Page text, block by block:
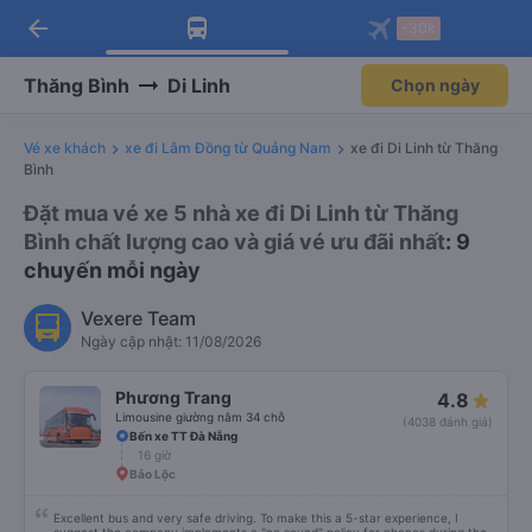
Tải app Vexere ngay!
Nhận ưu đãi thành viên độc
Mở app
Tải app Vexere
-30k/ghế khi đặt vé máy bay qua
Mở app
arrow_back
Thăng Bình Di Linh Chọn ngày
Vé xe khách xe đi Lâm Đồng từ Quảng Nam
xe đi Di Linh từ Thăng
Bình
Đặt mua vé xe 5 nhà xe đi Di Linh từ Thăng
Bình chất lượng cao và giá vé ưu đãi nhất: 9
chuyến mỗi ngày
Vexere Team
Ngày cập nhật: 11/08/2026
Phương Trang
Limousine giường nằm 34 chỗ
4.8
(4038 đánh giá)
Bến xe TT Đà Nẵng
16 giờ
Bảo Lộc
Excellent bus and very safe driving. To make this a 5-star experience, I